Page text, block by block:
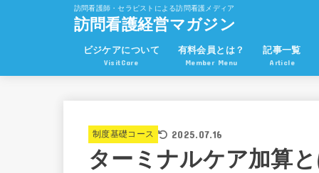
訪問看護師・セラピストによる訪問看護メディア
訪問看護経営マガジン
ビジケアについて
VisitCare
有料会員とは？
Member Menu
記事一覧
Article
制度基礎コース 2025.07.16
ターミナルケア加算